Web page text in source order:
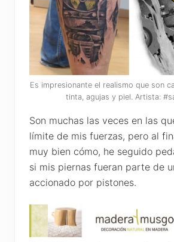
Es impresionante el realismo que son
tinta, agujas y piel. Artista:
Son muchas las veces en las
límite de mis fuerzas, pero al
muy bien cómo, he seguido
si mis piernas fueran parte de
accionado por pistones.